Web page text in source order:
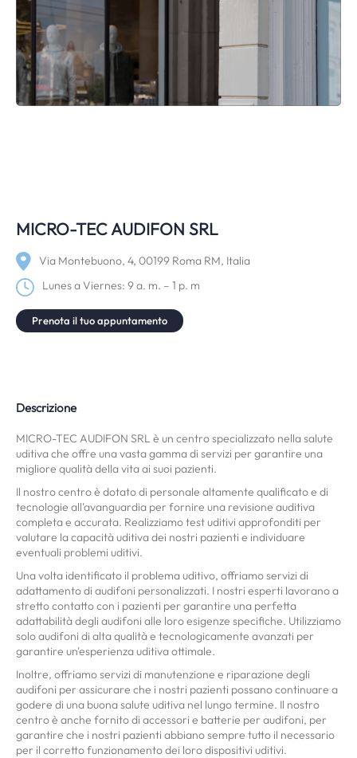
MICRO-TEC AUDIFON SRL
Via Montebuono, 4, 00199 Roma RM, Italia
Lunes a Viernes: 9 a. m. – 1 p. m
Prenota il tuo appuntamento
Descrizione
MICRO-TEC AUDIFON SRL è un centro specializzato nella salute
uditiva che offre una vasta gamma di servizi per garantire una
migliore qualità della vita ai suoi pazienti.
Il nostro centro è dotato di personale altamente qualificato e di
tecnologie all'avanguardia per fornire una revisione auditiva
completa e accurata. Realizziamo test uditivi approfonditi per
valutare la capacità uditiva dei nostri pazienti e individuare
eventuali problemi uditivi.
Una volta identificato il problema uditivo, offriamo servizi di
adattamento di audifoni personalizzati. I nostri esperti lavorano a
stretto contatto con i pazienti per garantire una perfetta
adattabilità degli audifoni alle loro esigenze specifiche. Utilizziamo
solo audifoni di alta qualità e tecnologicamente avanzati per
garantire un'esperienza uditiva ottimale.
Inoltre, offriamo servizi di manutenzione e riparazione degli
audifoni per assicurare che i nostri pazienti possano continuare a
godere di una buona salute uditiva nel lungo termine. Il nostro
centro è anche fornito di accessori e batterie per audifoni, per
garantire che i nostri pazienti abbiano sempre tutto il necessario
per il corretto funzionamento dei loro dispositivi uditivi.